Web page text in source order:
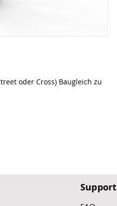
oder Cross) Baugleich zu
Support